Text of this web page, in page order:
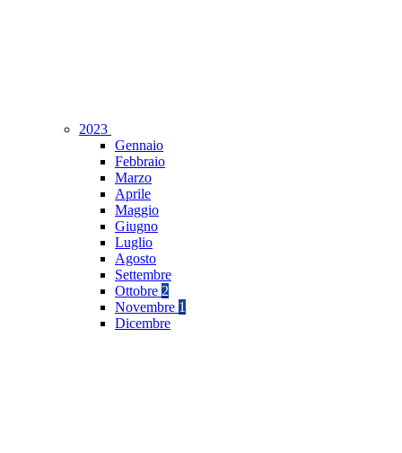
2023
Gennaio
Febbraio
Marzo
Aprile
Maggio
Giugno
Luglio
Agosto
Settembre
Ottobre 2
Novembre 1
Dicembre